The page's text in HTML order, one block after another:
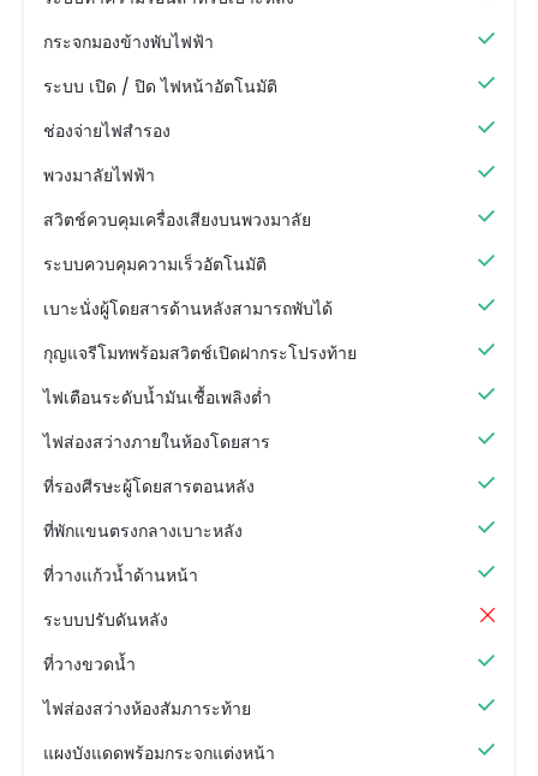
กระจกมองข้างพับไฟฟ้า
ระบบ เปิด / ปิด ไฟหน้าอัตโนมัติ
ช่องจ่ายไฟสำรอง
พวงมาลัยไฟฟ้า
สวิตช์ควบคุมเครื่องเสียงบนพวงมาลัย
ระบบควบคุมความเร็วอัตโนมัติ
เบาะนั่งผู้โดยสารด้านหลังสามารถพับได้
กุญแจรีโมทพร้อมสวิตช์เปิดฝากระโปรงท้าย
ไฟเตือนระดับน้ำมันเชื้อเพลิงต่ำ
ไฟส่องสว่างภายในห้องโดยสาร
ที่รองศีรษะผู้โดยสารตอนหลัง
ที่พักแขนตรงกลางเบาะหลัง
ที่วางแก้วน้ำด้านหน้า
ระบบปรับดันหลัง
ที่วางขวดน้ำ
ไฟส่องสว่างห้องสัมภาระท้าย
แผงบังแดดพร้อมกระจกแต่งหน้า